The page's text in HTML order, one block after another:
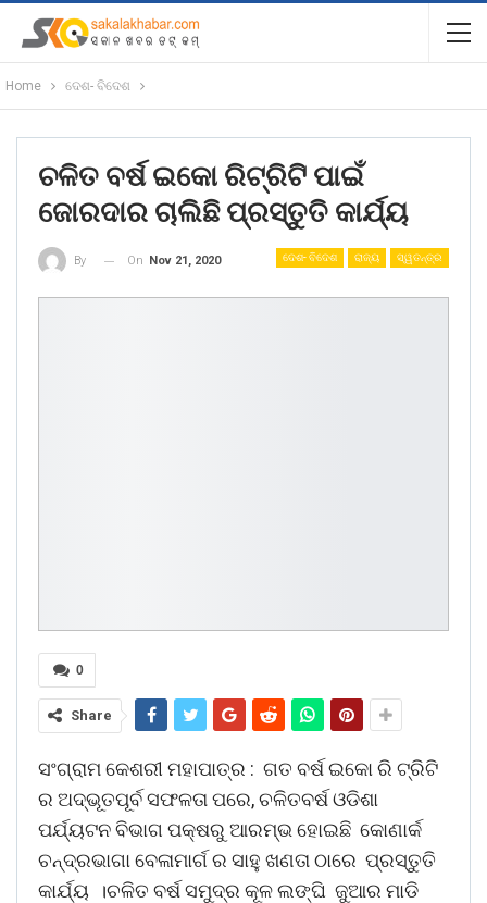
Home ଦେଶ- ବିଦେଶ
ଚଳିତ ବର୍ଷ ଇକୋ ରିଟ୍ରିଟି ପାଇଁ
ଜୋରଦାର ଚାଲିଛି ପ୍ରସ୍ତୁତି କାର୍ଯ୍ୟ
ଦେଶ- ବିଦେଶ ରାଜ୍ୟ ସ୍ୱତନ୍ତ୍ର
By On Nov 21, 2020
0
Share
ସଂଗ୍ରାମ କେଶରୀ ମହାପାତ୍ର : ଗତ ବର୍ଷ ଇକୋ ରି ଟ୍ରିଟି
ର ଅଦ୍ଭୂତପୂର୍ବ ସଫଳତା ପରେ, ଚଳିତବର୍ଷ ଓଡିଶା
ପର୍ଯ୍ୟଟନ ବିଭାଗ ପକ୍ଷରୁ ଆରମ୍ଭ ହୋଇଛି କୋଣାର୍କ
ଚନ୍ଦ୍ରଭାଗା ବେଳାମାର୍ଗ ର ସାହୁ ଖଣତା ଠାରେ ପ୍ରସ୍ତୁତି
କାର୍ଯ୍ୟ ।ଚଳିତ ବର୍ଷ ସମୁଦ୍ର କୂଳ ଲଙ୍ଘି ଜୁଆର ମାଡି